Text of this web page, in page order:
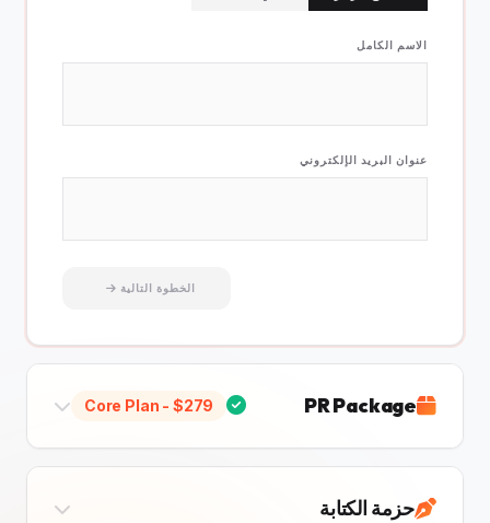
الاسم الكامل
عنوان البريد الإلكتروني
الخطوة التالية
PR Package
Core Plan - $279
حزمة الكتابة